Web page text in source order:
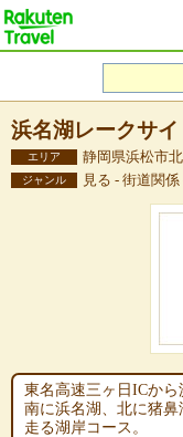
浜名湖レークサイ
エリア 静岡県浜松市
ジャンル 見る - 街道関
東名高速三ヶ日ICから
南に浜名湖、北に猪
走る湖岸コース。